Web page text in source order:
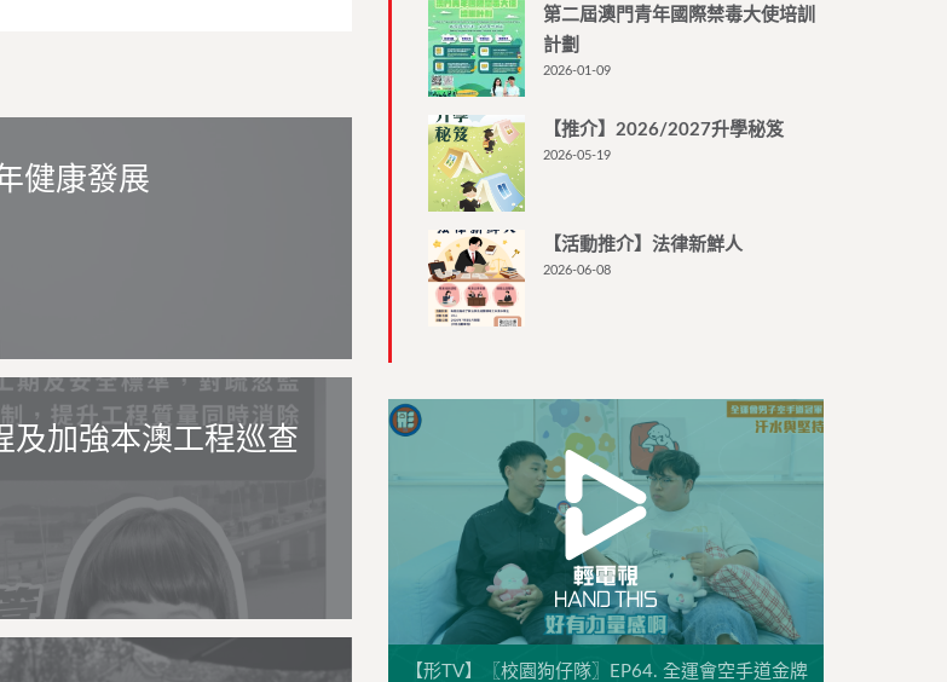
健康發展
及加強本澳工程巡查
第二屆澳門青年國際禁毒大使培訓
計劃
2026-01-09
【推介】2026/2027升學秘笈
2026-05-19
【活動推介】法律新鮮人
2026-06-08
【形TV】〖校園狗仔隊〗EP64. 全運會空手道金牌